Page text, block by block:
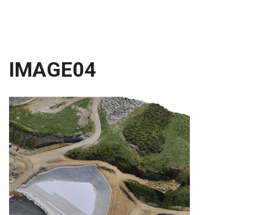
IMAGE04